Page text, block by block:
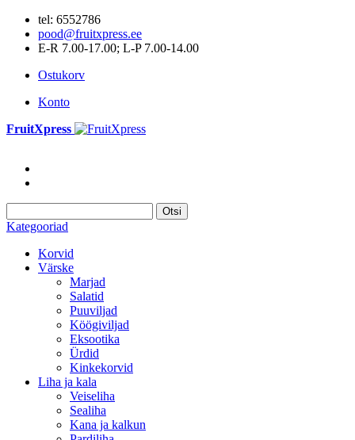
tel: 6552786
pood@fruitxpress.ee
E-R 7.00-17.00; L-P 7.00-14.00
Ostukorv
Konto
FruitXpress
Otsi
Kategooriad
Korvid
Värske
Marjad
Salatid
Puuviljad
Köögiviljad
Eksootika
Ürdid
Kinkekorvid
Liha ja kala
Veiseliha
Sealiha
Kana ja kalkun